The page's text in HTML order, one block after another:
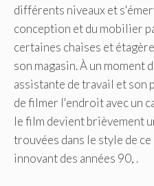
différents niveaux et
conception et du mobilier
certaines chaises et
son magasin. À un moment
assistante de travail et
de filmer l'endroit avec un
le film devient brièvement
trouvées dans le style de
innovant des années 90, .